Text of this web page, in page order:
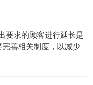
要求的顾客进行延长是
完善相关制度，以减少